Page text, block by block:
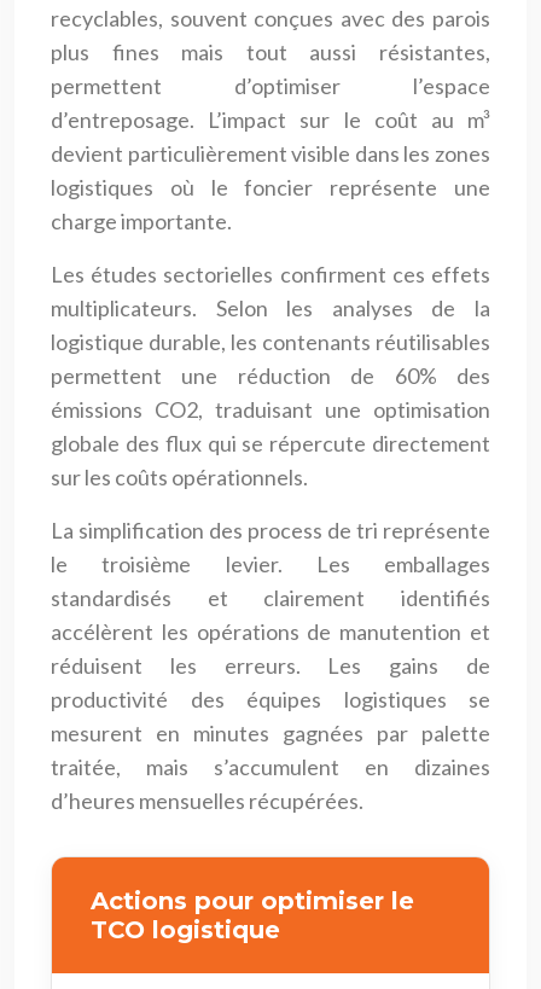
recyclables, souvent conçues avec des parois
plus fines mais tout aussi résistantes,
permettent d’optimiser l’espace
d’entreposage. L’impact sur le coût au m³
devient particulièrement visible dans les zones
logistiques où le foncier représente une
charge importante.
Les études sectorielles confirment ces effets
multiplicateurs. Selon les analyses de la
logistique durable, les contenants réutilisables
permettent une réduction de 60% des
émissions CO2, traduisant une optimisation
globale des flux qui se répercute directement
sur les coûts opérationnels.
La simplification des process de tri représente
le troisième levier. Les emballages
standardisés et clairement identifiés
accélèrent les opérations de manutention et
réduisent les erreurs. Les gains de
productivité des équipes logistiques se
mesurent en minutes gagnées par palette
traitée, mais s’accumulent en dizaines
d’heures mensuelles récupérées.
Actions pour optimiser le
TCO logistique